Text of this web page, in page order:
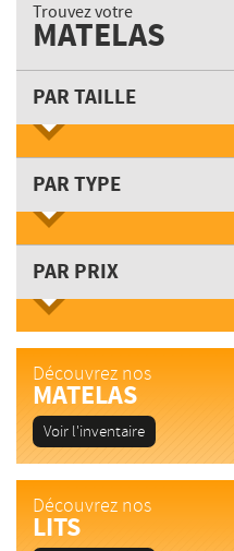
Trouvez votre
MATELAS
PAR TAILLE
PAR TYPE
PAR PRIX
Découvrez nos
MATELAS
Voir l'inventaire
Découvrez nos
LITS